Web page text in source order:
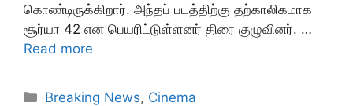
கொண்டிருக்கிறார். அந்தப் படத்திற்கு தற்காலிகமாக
சூர்யா 42 என பெயரிட்டுள்ளனர் திரை குழுவினர். …
Read more
Categories
Breaking News, Cinema